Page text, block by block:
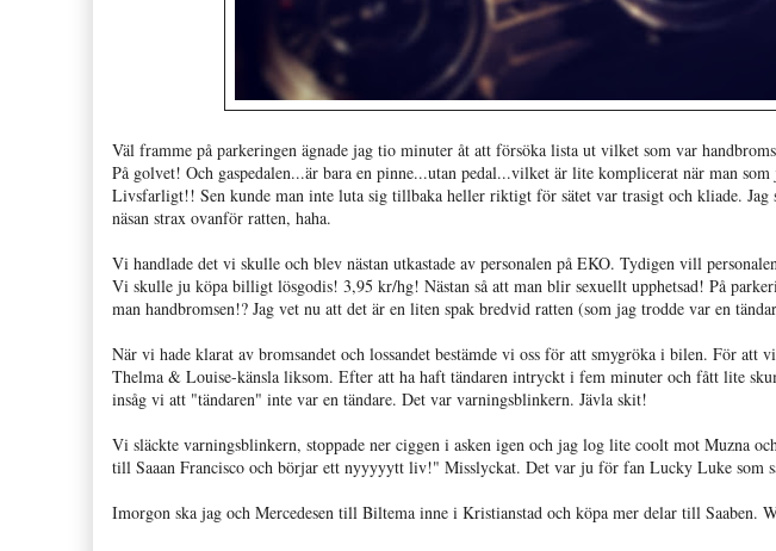
Väl framme på parkeringen ägnade jag tio minuter åt att försöka lista ut vilket som var
På golvet! Och gaspedalen...är bara en pinne...utan pedal...vilket är lite komplicerat när man
Livsfarligt!! Sen kunde man inte luta sig tillbaka heller riktigt för sätet var trasigt och kliade. Jag
näsan strax ovanför ratten, haha.
Vi handlade det vi skulle och blev nästan utkastade av personalen på EKO. Tydigen vill
Vi skulle ju köpa billigt lösgodis! 3,95 kr/hg! Nästan så att man blir sexuellt upphetsad! På
man handbromsen!? Jag vet nu att det är en liten spak bredvid ratten (som jag trodde var en
När vi hade klarat av bromsandet och lossandet bestämde vi oss för att smygröka i bilen. För att
Thelma & Louise-känsla liksom. Efter att ha haft tändaren intryckt i fem minuter och fått lite
insåg vi att "tändaren" inte var en tändare. Det var varningsblinkern. Jävla skit!
Vi släckte varningsblinkern, stoppade ner ciggen i asken igen och jag log lite coolt mot Muzna
till Saaan Francisco och börjar ett nyyyyytt liv!" Misslyckat. Det var ju för fan Lucky Luke som
Imorgon ska jag och Mercedesen till Biltema inne i Kristianstad och köpa mer delar till Saaben.